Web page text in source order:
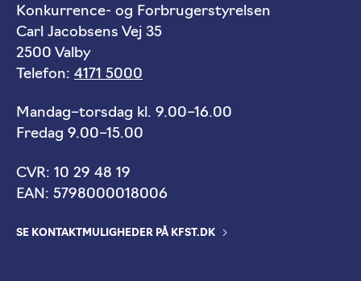
Konkurrence- og Forbrugerstyrelsen
Carl Jacobsens Vej 35
2500 Valby
Telefon: 4171 5000
Mandag–torsdag kl. 9.00–16.00
Fredag 9.00–15.00
CVR: 10 29 48 19
EAN: 5798000018006
SE KONTAKTMULIGHEDER PÅ KFST.DK